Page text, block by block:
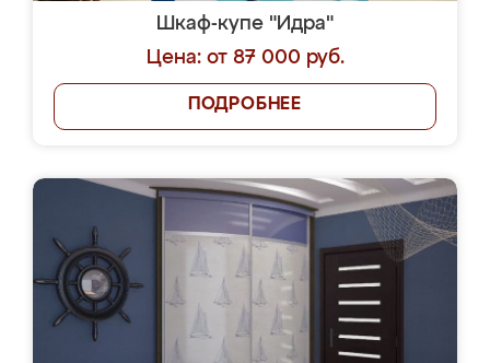
Шкаф-купе "Идра"
Цена: от 87 000 руб.
ПОДРОБНЕЕ